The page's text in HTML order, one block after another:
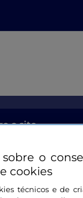
o site
sobre o
cookies
técnicos e de